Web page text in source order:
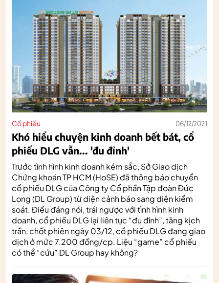
Cổ phiếu 06/12/2021
Khó hiểu chuyện kinh doanh bết bát, cổ
phiếu DLG vẫn... 'đu đỉnh'
Trước tình hình kinh doanh kém sắc, Sở Giao dịch
Chứng khoán TP HCM (HoSE) đã thông báo chuyển
cổ phiếu DLG của Công ty Cổ phần Tập đoàn Đức
Long (DL Group) từ diện cảnh báo sang diện kiểm
soát. Điều đáng nói, trái ngược với tình hình kinh
doanh, cổ phiếu DLG lại liên tục “đu đỉnh”, tăng kịch
trần, chốt phiên ngày 03/12, cổ phiếu DLG đang giao
dịch ở mức 7.200 đồng/cp. Liệu “game” cổ phiếu
có thể “cứu” DL Group hay không?